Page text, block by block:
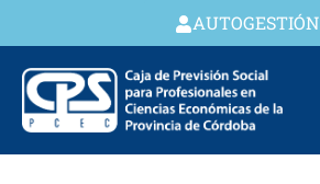
AUTOGESTIÓN